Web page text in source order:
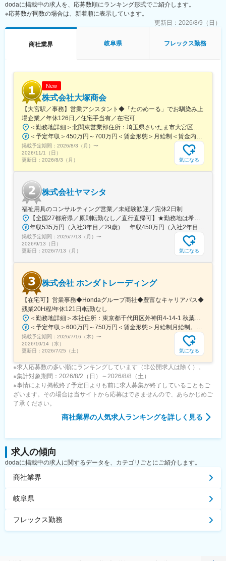
dodaに掲載中の求人を、応募数順にランキング形式でご紹介します。
※応募数が同数の場合は、新着順に表示しています。
更新日： 2026/8/9（日）
商社業界 岐阜県 フレックス勤務
New
株式会社大塚商会
【大宮駅／事務】営業アシスタント◆「たのめーる」でお馴染み上
場企業／年休126日／住宅手当有／在宅可
＜勤務地詳細＞北関東営業部住所：埼玉県さいたま市大宮区桜木町1-195-1 大宮ソラミチKOZ 12階受動喫煙対策：屋内全面禁煙変更の範囲：会社の定める事業所（リモートワーク含む）
＜予定年収＞450万円～700万円＜賃金形態＞月給制＜賃金内訳＞月額（基本給）：274,000円～400,000円＜月給＞274,000円～400,000円＜昇給有無＞有＜残業手当＞有＜給与補足＞※経験・スキルを考慮のうえ、当社規定にて決定■昇給：年1回■賞与：年2回（7月・12月）賃金はあくまでも目安の金額であり、選考を通じて上下する可能性があります。月給(月額)は固定手当を含めた表記です。
掲載予定期間： 2026/8/3（月） 〜
2026/11/1（日）
更新日： 2026/8/3（月） 気になる
株式会社ヤマシタ
福祉用具のコンサルティング営業／未経験歓迎／完休2日制
【全国27都府県／原則転勤なし／直行直帰可】★勤務地は希望を考慮★拠点により車通勤OK※充足状況により、ご希望の勤務地での募集が終了している場合があります。※転居を伴う転勤の有無は、半年ごとに希望を伺い、選択いただけます。■東北■・宮城県（仙台市）■関東■・東京都（東京23区など）・神奈川県（横浜市など）・埼玉県（さいたま市など）・千葉県（千葉市など）・茨城県（水戸市）・栃木県（宇都宮市／足利市）・群馬県（前橋市）■東海■・愛知県（名古屋市／豊田市／豊橋市／小牧市）・静岡県（静岡市／浜松市／沼津市／焼津市／富士市）・岐阜県（岐阜市）・三重県（四日市市）■信越・北陸■・長野県（長野市）・山梨県（甲府市）・石川県（金沢市）・富山県（富山市）・福井県（福井市）■関西■・大阪府・兵庫県（神戸市／尼崎市／姫路市）・京都府（京都市）・奈良県（奈良市／天理市）・滋賀県（大津市／彦根市）・和歌山県（和歌山市／田辺市）■中国■・広島県（広島市）・岡山県（岡山市）■四国■・香川県（高松市）■九州■・福岡県（福岡市）
年収535万円（入社3年目／29歳） 年収450万円（入社2年目／26歳）
掲載予定期間： 2026/7/13（月） 〜
2026/9/13（日）
更新日： 2026/7/13（月） 気になる
株式会社 ホンダトレーディング
【在宅可】営業事務◆Hondaグループ商社◆豊富なキャリアパス◆
残業20H程/年休121日/転勤なし
＜勤務地詳細＞本社住所：東京都千代田区外神田4-14-1 秋葉原UDX南ウイング18F勤務地最寄駅：JR山手線・総武線／秋葉原駅受動喫煙対策：屋内全面禁煙変更の範囲：会社の定める事業所（リモートワーク含む）
＜予定年収＞600万円～750万円＜賃金形態＞月給制月給制。賞与昨年支給実績6.7ヶ月分。＜賃金内訳＞月額（基本給）：300,000円～410,000円＜月給＞300,000円～410,000円＜昇給有無＞有＜残業手当＞有＜給与補足＞賞与は直近3年間の平均で6.5か月分支給として計算。全社平均である20時間分の時間外手当含む。時間外手当は1分単位で支給。賃金はあくまでも目安の金額であり、選考を通じて上下する可能性があります。月給(月額)は固定手当を含めた表記です。
掲載予定期間： 2026/7/16（木） 〜
2026/10/14（水）
更新日： 2026/7/25（土） 気になる
※求人応募数の多い順にランキングしています（非公開求人は除く）。
※集計対象期間：2026/8/2（日）～2026/8/8（土）
※事情により掲載終了予定日よりも前に求人募集が終了していることもご
ざいます。その場合は当サイトから応募はできませんので、あらかじめご
了承ください。
商社業界の人気求人ランキングを詳しく見る
求人の傾向
dodaに掲載中の求人に関するデータを、カテゴリごとにご紹介します。
商社業界
岐阜県
フレックス勤務